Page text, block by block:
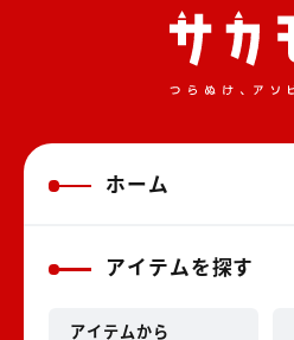
ホーム
アイテムを探す
アイテムから